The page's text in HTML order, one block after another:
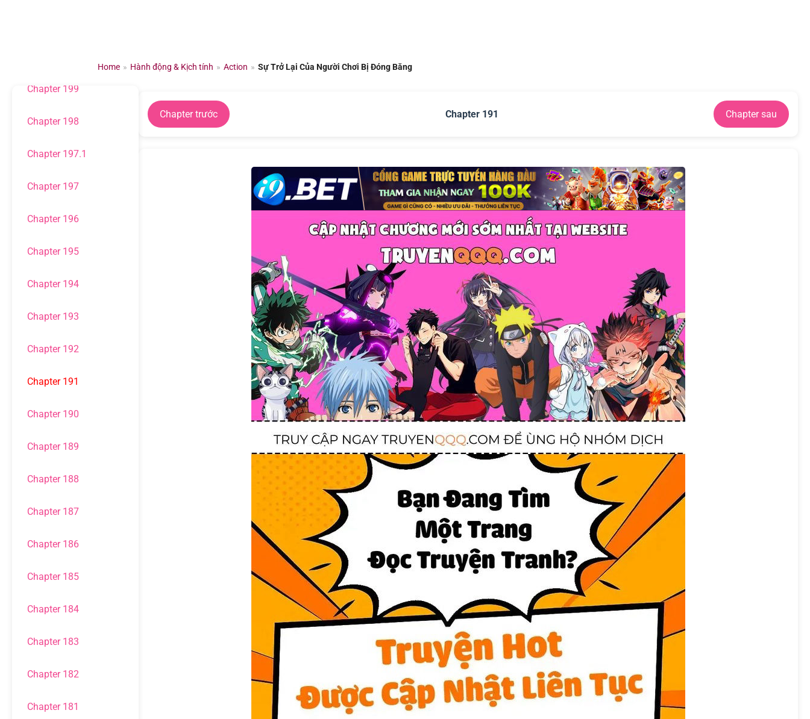
Home » Hành động & Kịch tính » Action » Sự Trở Lại Của Người Chơi Bị Đóng Băng
Chapter 199
Chapter 198
Chapter 197.1
Chapter 197
Chapter 196
Chapter 195
Chapter 194
Chapter 193
Chapter 192
Chapter 191
Chapter 190
Chapter 189
Chapter 188
Chapter 187
Chapter 186
Chapter 185
Chapter 184
Chapter 183
Chapter 182
Chapter 181
Chapter trước Chapter 191 Chapter sau